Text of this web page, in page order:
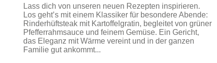
Lass dich von unseren neuen Rezepten inspirieren.
Los geht’s mit einem Klassiker für besondere Abende:
Rinderhüftsteak mit Kartoffelgratin, begleitet von grüner
Pfefferrahmsauce und feinem Gemüse. Ein Gericht,
das Eleganz mit Wärme vereint und in der ganzen
Familie gut ankommt...